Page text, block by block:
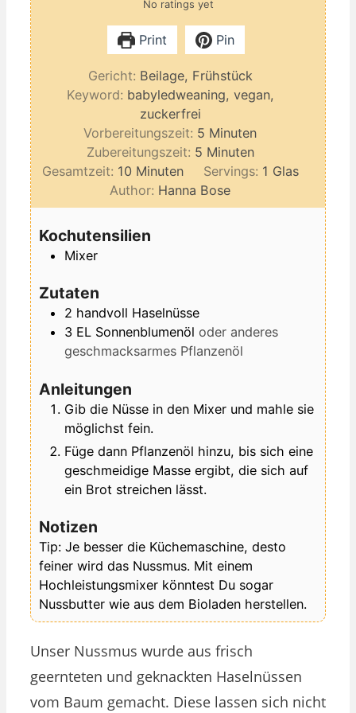
No ratings yet
Print Pin
Gericht: Beilage, Frühstück
Keyword: babyledweaning, vegan,
zuckerfrei
Vorbereitungszeit: 5 Minuten
Minuten
Zubereitungszeit: 5Minuten
Minuten
Gesamtzeit: 10 Minuten
Minuten Servings: 1 Glas
Author: Hanna Bose
Kochutensilien
Mixer
Zutaten
2 handvoll Haselnüsse
3 EL Sonnenblumenöl oder anderes
geschmacksarmes Pflanzenöl
Anleitungen
Gib die Nüsse in den Mixer und mahle sie
möglichst fein.
Füge dann Pflanzenöl hinzu, bis sich eine
geschmeidige Masse ergibt, die sich auf
ein Brot streichen lässt.
Notizen
Tip: Je besser die Küchemaschine, desto
feiner wird das Nussmus. Mit einem
Hochleistungsmixer könntest Du sogar
Nussbutter wie aus dem Bioladen herstellen.
Unser Nussmus wurde aus frisch
geernteten und geknackten Haselnüssen
vom Baum gemacht. Diese lassen sich nicht